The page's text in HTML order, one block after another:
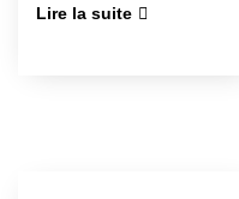
Lire la suite